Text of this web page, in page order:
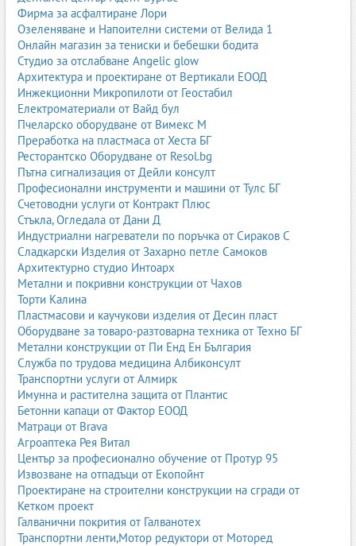
Фирма за асфалтиране Лори
Озеленяване и Напоителни системи от Велида 1
Онлайн магазин за тениски и бебешки бодита
Студио за отслабване Angelic glow
Архитектура и проектиране от Вертикали ЕООД
Инжекционни Микропилоти от Геостабил
Електроматериали от Вайд бул
Пчеларско оборудване от Вимекс М
Преработка на пластмаса от Хеста БГ
Ресторантско Оборудване от Resol.bg
Пътна сигнализация от Дейли консулт
Професионални инструменти и машини от Тулс БГ
Счетоводни услуги от Контракт Плюс
Стъкла, Огледала от Дани Д
Индустриални нагреватели по поръчка от Сираков С
Сладкарски Изделия от Захарно петле Самоков
Архитектурно студио Интоарх
Метални и покривни конструкции от Чахов
Торти Калина
Пластмасови и каучукови изделия от Десин пласт
Оборудване за товаро-разтоварна техника от Техно БГ
Метални конструкции от Пи Енд Ен България
Служба по трудова медицина Албиконсулт
Транспортни услуги от Алмирк
Имунна и растителна защита от Плантис
Бетонни капаци от Фактор ЕООД
Матраци от Brava
Агроаптека Рея Витал
Център за професионално обучение от Протур 95
Извозване на отпадъци от Екопойнт
Проектиране на строителни конструкции на сгради от
Кетком проект
Галванични покрития от Галванотех
Транспортни ленти,Мотор редуктори от Моторед